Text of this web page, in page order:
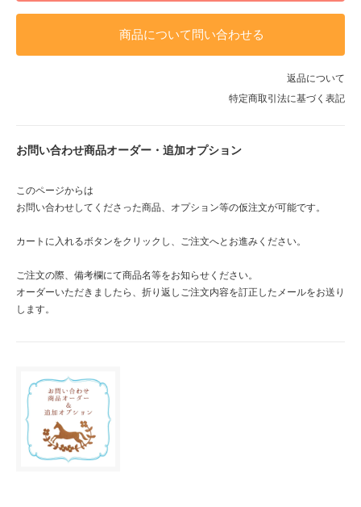
商品について問い合わせる
返品について
特定商取引法に基づく表記
お問い合わせ商品オーダー・追加オプション
このページからは
お問い合わせしてくださった商品、オプション等の仮注文が可能です。
カートに入れるボタンをクリックし、ご注文へとお進みください。
ご注文の際、備考欄にて商品名等をお知らせください。
オーダーいただきましたら、折り返しご注文内容を訂正したメールをお送り
します。